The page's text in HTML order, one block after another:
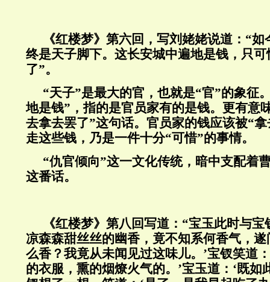
《红楼梦》第六回，写刘姥姥说道：“
终是天子脚下。这长安城中遍地是钱，只
了”。
“天子”是最大的官，也就是“官”的象征
地是钱”，指的是官员家有的是钱。更有意
去拿去罢了”这句话。官员家的钱应该被“
走这些钱，乃是一件十分“可惜”的事情。
“仇官倾向”这一文化传统，暗中支配着
这番话。
《红楼梦》第八回写道：“宝玉此时与
凉森森甜丝丝的幽香，竟不知系何香气，遂
么香？我竟从未闻见过这味儿。’宝钗笑道
的衣服，熏的烟燎火气的。’宝玉道：‘既如